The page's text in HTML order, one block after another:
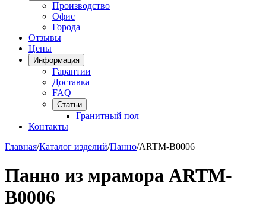
Производство
Офис
Города
Отзывы
Цены
Информация
Гарантии
Доставка
FAQ
Статьи
Гранитный пол
Контакты
Главная/Каталог изделий/Панно/ARTM-B0006
Панно из мрамора ARTM-
B0006